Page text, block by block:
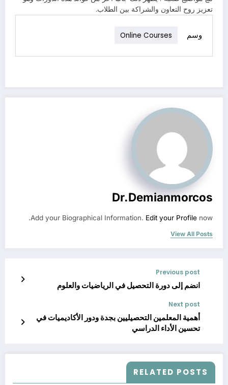
تعزيز روح التعاون والشراكة بين الطلاب.
وسم Online Courses
Dr.demianmorcos
Add your Biographical Information. Edit your Profile now.
View All Posts
Previous post
انضم إلى دورة التحصيل في الرياضيات والعلوم
Next post
أهمية المعلمين التحصيليين بجدة ودور الأكاديميات في
تحسين الأداء الدراسي
RELATED POSTS